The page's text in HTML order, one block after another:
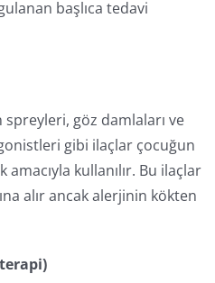
başlıca tedavi
göz damlaları ve
gibi ilaçlar çocuğun
kullanılır. Bu ilaçlar
alır ancak alerjinin kökten